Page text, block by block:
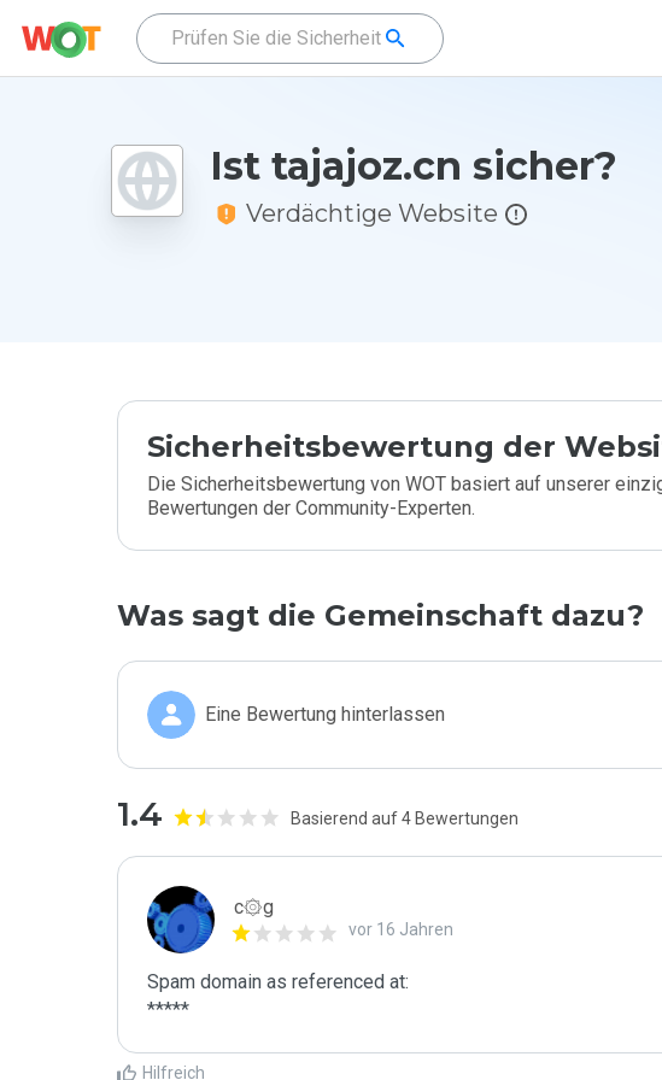
Ist tajajoz.cn sicher?
Verdächtige Website
Sicherheitsbewertung der
Die Sicherheitsbewertung von WOT basiert auf unserer
Bewertungen der Community-Experten.
Was sagt die Gemeinschaft dazu?
Eine Bewertung hinterlassen
1.4 Basierend auf 4 Bewertungen
c۞g
vor 16 Jahren
Spam domain as referenced at:
*****
Hilfreich